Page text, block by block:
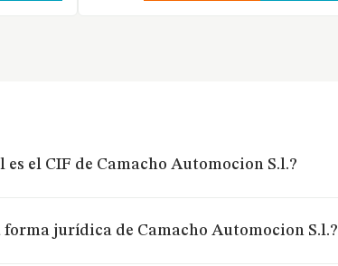
es el CIF de Camacho Automocion S.l.?
forma jurídica de Camacho Automocion S.l.?